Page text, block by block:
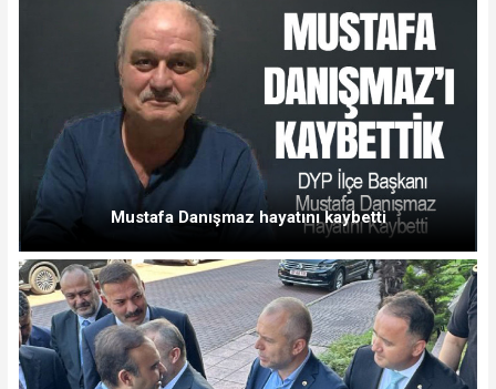
Mustafa Danışmaz hayatını kaybetti